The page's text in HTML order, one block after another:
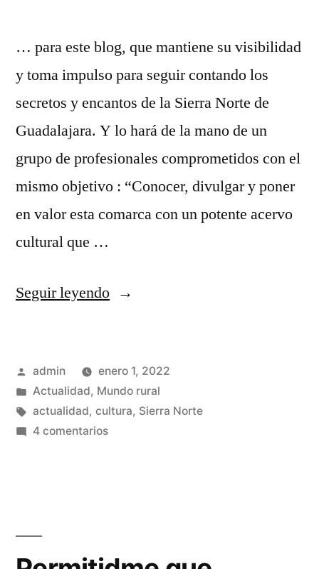
… para este blog, que mantiene su visibilidad
y toma impulso para seguir contando los
secretos y encantos de la Sierra Norte de
Guadalajara. Y lo hará de la mano de un
grupo de profesionales comprometidos con el
mismo objetivo : “Conocer, divulgar y poner
en valor esta comarca con un potente acervo
cultural que …
Seguir leyendo«Año
nueva
…»
Publicado
por
admin
enero 1, 2022
Publicado
en
Actualidad, Mundo rural
Etiquetas:
actualidad, cultura, Sierra Norte
4 comentariosen